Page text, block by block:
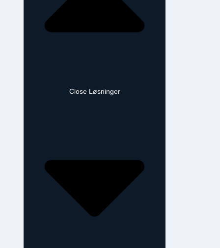
Close Løsninger